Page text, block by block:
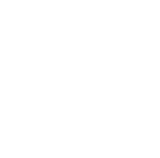
tlač.